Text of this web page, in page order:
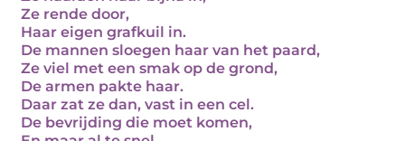
Ze rende door,
Haar eigen grafkuil in.
De mannen sloegen haar van het paard,
Ze viel met een smak op de grond,
De armen pakte haar.
Daar zat ze dan, vast in een cel.
De bevrijding die moet komen,